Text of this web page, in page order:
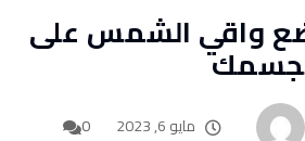
واقي الشمس على
بجسمك
مايو 6, 2023
0